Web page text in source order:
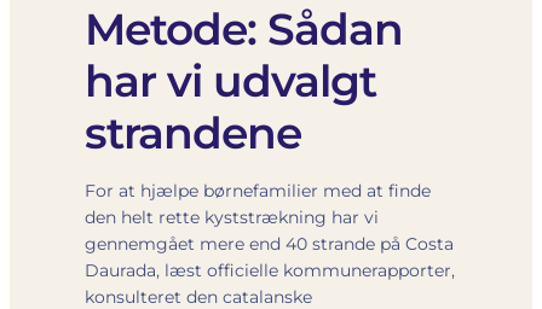
Metode: Sådan
har vi udvalgt
strandene
For at hjælpe børnefamilier med at finde
den helt rette kyststrækning har vi
gennemgået mere end 40 strande på Costa
Daurada, læst officielle kommunerapporter,
konsulteret den catalanske